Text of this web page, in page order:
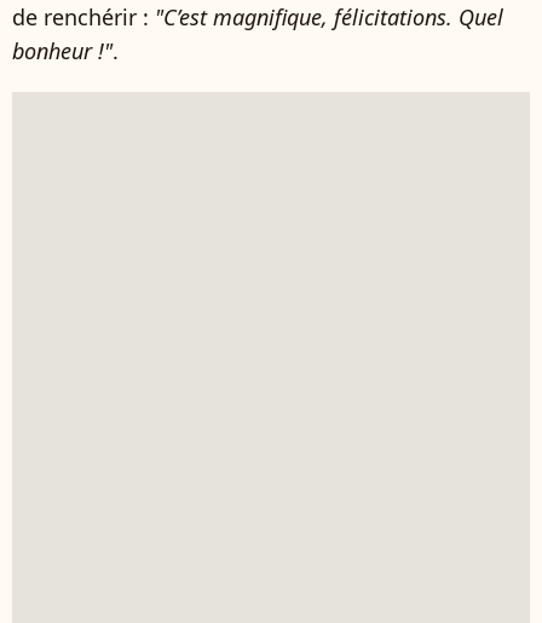
de renchérir : "C’est magnifique, félicitations. Quel
bonheur !".